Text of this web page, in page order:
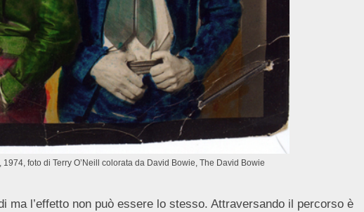
foto di Terry O’Neill colorata da David Bowie, The David Bowie
ma l’effetto non può essere lo stesso. Attraversando il percorso è